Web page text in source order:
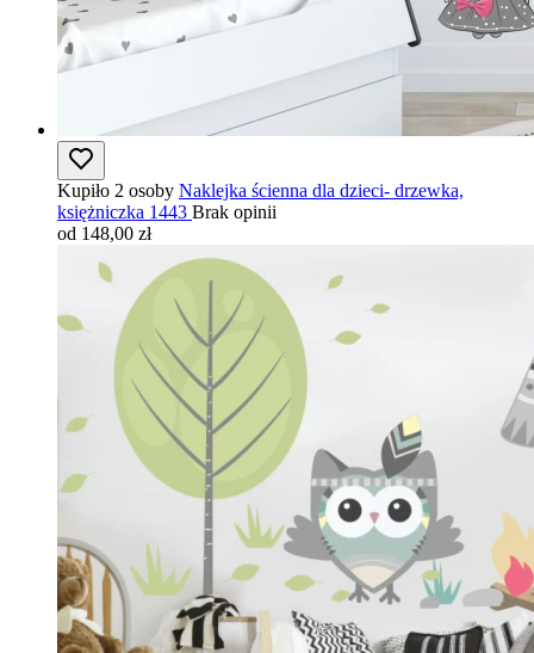
Kupiło 2 osoby Naklejka ścienna dla dzieci- drzewka,
księżniczka 1443 Brak opinii
od 148,00 zł